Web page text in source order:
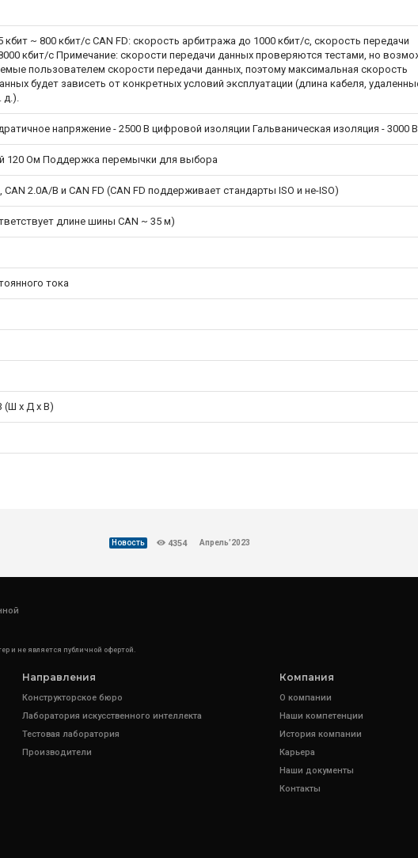
кбит ~ 800 кбит/с CAN FD: скорость арбитража до 1000 кбит/с, скорость передачи
кбит/с Примечание: скорости передачи данных проверяются тестами, но
пользователем скорости передачи данных, поэтому максимальная скорость
будет зависеть от конкретных условий эксплуатации (длина кабеля,
д.).
напряжение - 2500 В цифровой изоляции Гальваническая изоляция - 3000 В
120 Ом Поддержка перемычки для выбора
CAN 2.0A/B и CAN FD (CAN FD поддерживает стандарты ISO и не-ISO)
длине шины CAN ~ 35 м)
тока
(Ш x Д x В)
Новость 4354 Апрель’2023
и не является публичной офертой.
Направления
Конструкторское бюро
Лаборатория искусственного интеллекта
Тестовая лаборатория
Производители
Компания
О компании
Наши компетенции
История компании
Карьера
Наши документы
Контакты